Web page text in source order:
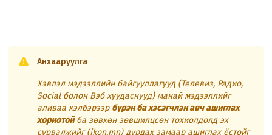
Анхааруулга
Хэвлэл мэдээллийн байгууллагууд (Телевиз, Радио,
Social болон Вэб хуудаснууд) манай мэдээллийг
аливаа хэлбэрээр бүрэн ба хэсэгчлэн авч ашиглах
хориотойба зөвхөн зөвшилцсөн тохиолдолд эх
сурвалжийг (ikon.mn) дурдах замаар ашиглах ёстойг